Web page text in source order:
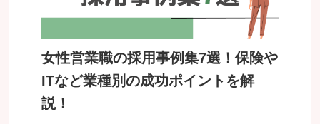
女性営業職の採用事例集7選！保険や
ITなど業種別の成功ポイントを解
説！